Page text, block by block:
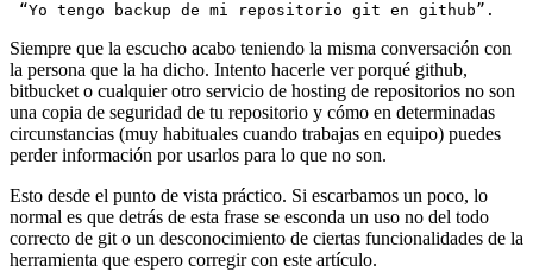
“Yo tengo backup de mi repositorio git en github”.
Siempre que la escucho acabo teniendo la misma conversación con
la persona que la ha dicho. Intento hacerle ver porqué github,
bitbucket o cualquier otro servicio de hosting de repositorios no son
una copia de seguridad de tu repositorio y cómo en determinadas
circunstancias (muy habituales cuando trabajas en equipo) puedes
perder información por usarlos para lo que no son.
Esto desde el punto de vista práctico. Si escarbamos un poco, lo
normal es que detrás de esta frase se esconda un uso no del todo
correcto de git o un desconocimiento de ciertas funcionalidades de la
herramienta que espero corregir con este artículo.